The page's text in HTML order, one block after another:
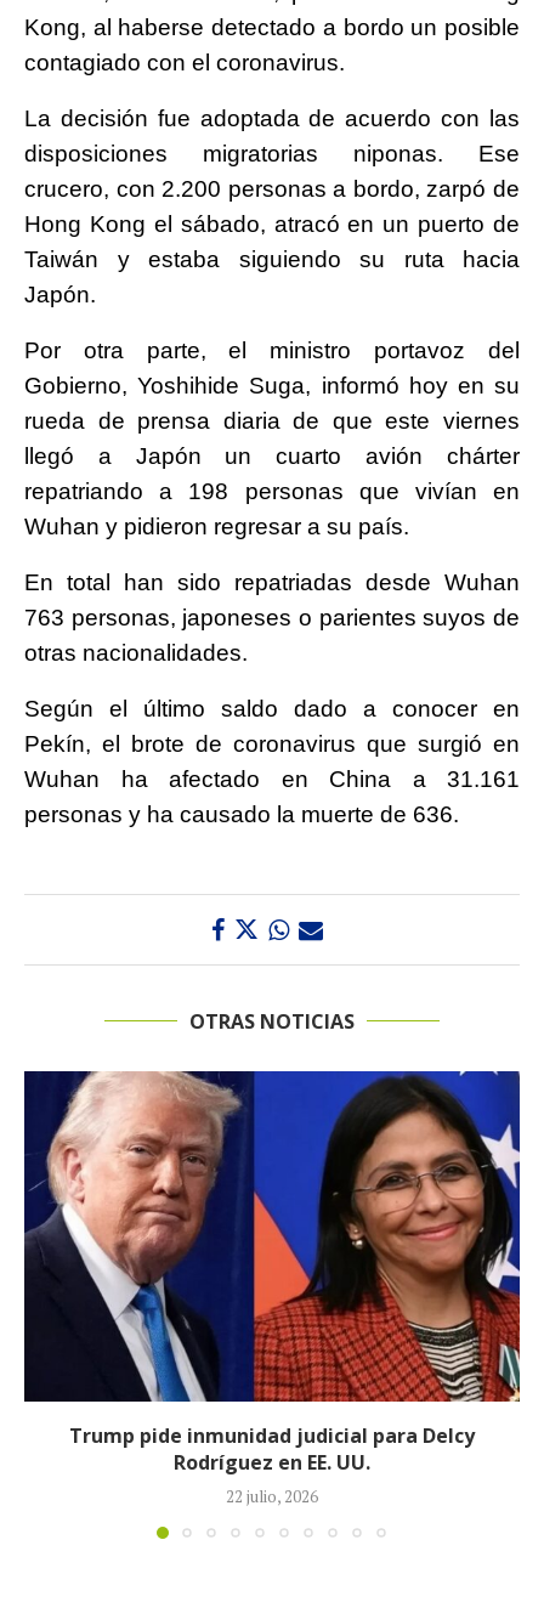
Kong, al haberse detectado a bordo un posible
contagiado con el coronavirus.
La decisión fue adoptada de acuerdo con las
disposiciones migratorias niponas. Ese
crucero, con 2.200 personas a bordo, zarpó de
Hong Kong el sábado, atracó en un puerto de
Taiwán y estaba siguiendo su ruta hacia
Japón.
Por otra parte, el ministro portavoz del
Gobierno, Yoshihide Suga, informó hoy en su
rueda de prensa diaria de que este viernes
llegó a Japón un cuarto avión chárter
repatriando a 198 personas que vivían en
Wuhan y pidieron regresar a su país.
En total han sido repatriadas desde Wuhan
763 personas, japoneses o parientes suyos de
otras nacionalidades.
Según el último saldo dado a conocer en
Pekín, el brote de coronavirus que surgió en
Wuhan ha afectado en China a 31.161
personas y ha causado la muerte de 636.
OTRAS NOTICIAS
Johan Sebastián Durán, el colombiano que murió
durante operativo de ICE en...
14 julio, 2026